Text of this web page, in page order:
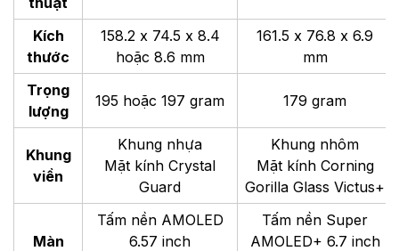
Kích
thước
158.2 x 74.5 x 8.4
hoặc 8.6 mm
161.5 x 76.8 x 6.9
mm
Trọng
lượng
195 hoặc 197 gram 179 gram
Khung
viền
Khung nhựa
Mặt kính Crystal
Guard
Khung nhôm
Mặt kính Corning
Gorilla Glass Victus+
Màn
Tấm nền AMOLED
6.57 inch
Tấm nền Super
AMOLED+ 6.7 inch